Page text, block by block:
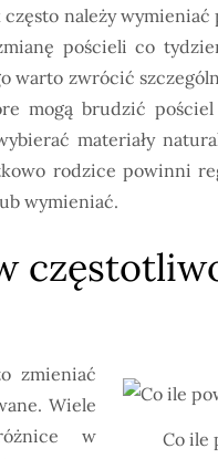
należy
pościeli co
warto zwrócić
mogą brudzić
materiały
rodzice powinni
wymieniać.
Co ile
zmieniać
Wiele
w